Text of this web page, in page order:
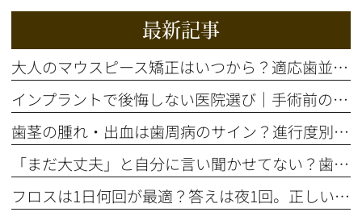
最新記事
大人のマウスピース矯正はいつから？適応歯並びと治療の流れを解説
インプラントで後悔しない医院選び｜手術前の精密検査が重要な理由
歯茎の腫れ・出血は歯周病のサイン？進行度別の症状と治療法を解説
「まだ大丈夫」と自分に言い聞かせてない？歯のSOSサイン5選
フロスは1日何回が最適？答えは夜1回。正しいやり方とタイミング